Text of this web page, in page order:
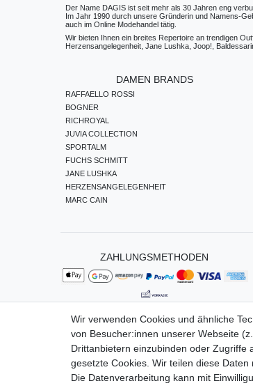
Der Name DAGIS ist seit mehr als 30 Jahren eng
Im Jahr 1990 durch unsere Gründerin und Namens-
auch im Online Modehandel tätig.
Wir bieten Ihnen ein breites Repertoire an trendigen
Herzensangelegenheit, Jane Lushka, Joop!,
DAMEN BRANDS
RAFFAELLO ROSSI
BOGNER
RICHROYAL
JUVIA COLLECTION
SPORTALM
FUCHS SCHMITT
JANE LUSHKA
HERZENSANGELEGENHEIT
MARC CAIN
ZAHLUNGSMETHODEN
Wir verwenden Cookies und ähnliche
von Besucher:innen unserer Webseite
Drittanbietern einzubinden oder Zugriffe
gesetzte Cookies. Wir teilen diese
Die Datenverarbeitung kann mit